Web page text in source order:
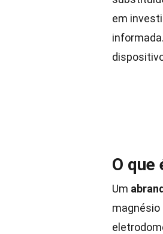
em
O que
Um
magnésio